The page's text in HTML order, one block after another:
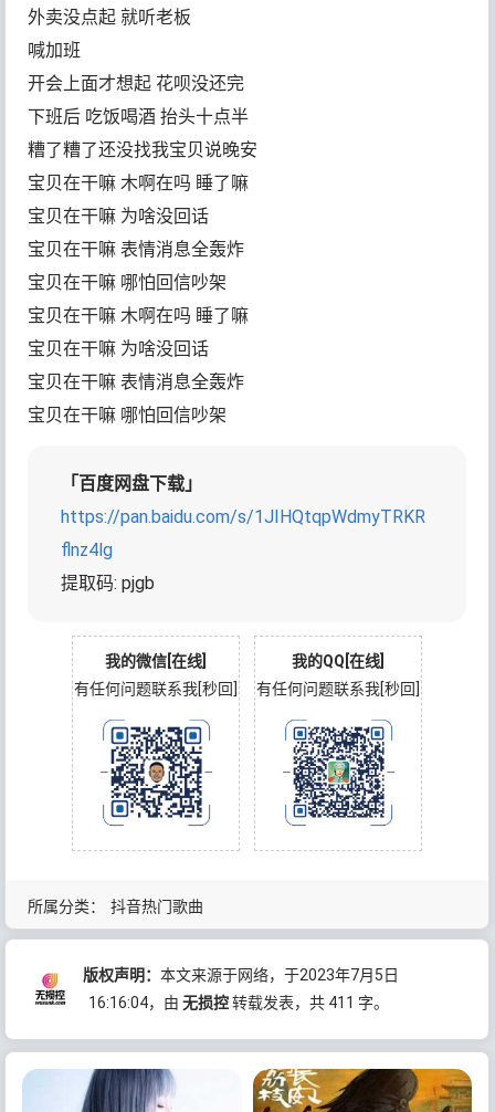
所属分类： 抖音热门歌曲
外卖没点起 就听老板
喊加班
开会上面才想起 花呗没还完
下班后 吃饭喝酒 抬头十点半
糟了糟了还没找我宝贝说晚安
宝贝在干嘛 木啊在吗 睡了嘛
宝贝在干嘛 为啥没回话
宝贝在干嘛 表情消息全轰炸
宝贝在干嘛 哪怕回信吵架
宝贝在干嘛 木啊在吗 睡了嘛
宝贝在干嘛 为啥没回话
宝贝在干嘛 表情消息全轰炸
宝贝在干嘛 哪怕回信吵架
「百度网盘下载」
https://pan.baidu.com/s/1JIHQtqpWdmyTRKR
flnz4lg
提取码: pjgb
我的微信[在线]
有任何问题联系我[秒回]
我的QQ[在线]
有任何问题联系我[秒回]
版权声明：本文来源于网络，于2023年7月5日
16:16:04，由无损控转载发表，共 411 字。